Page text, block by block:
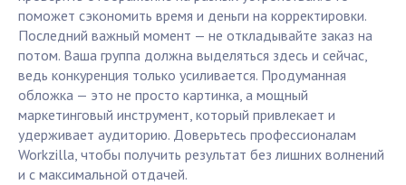
поможет сэкономить время и деньги на корректировки.
Последний важный момент — не откладывайте заказ на
потом. Ваша группа должна выделяться здесь и сейчас,
ведь конкуренция только усиливается. Продуманная
обложка — это не просто картинка, а мощный
маркетинговый инструмент, который привлекает и
удерживает аудиторию. Доверьтесь профессионалам
Workzilla, чтобы получить результат без лишних волнений
и с максимальной отдачей.